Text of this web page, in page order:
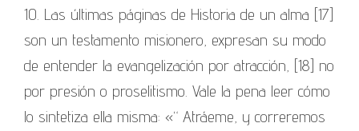
10. Las últimas páginas de Historia de un alma [17]
son un testamento misionero, expresan su modo
de entender la evangelización por atracción, [18] no
por presión o proselitismo. Vale la pena leer cómo
lo sintetiza ella misma: «“ Atráeme, y correremos